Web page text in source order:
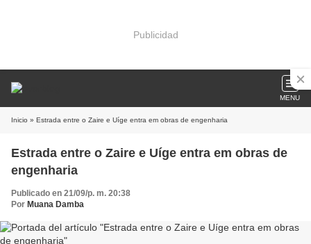
Publicidad
MENU
Inicio » Estrada entre o Zaire e Uíge entra em obras de engenharia
Estrada entre o Zaire e Uíge entra em obras de
engenharia
Publicado en 21/09/p. m. 20:38
Por Muana Damba